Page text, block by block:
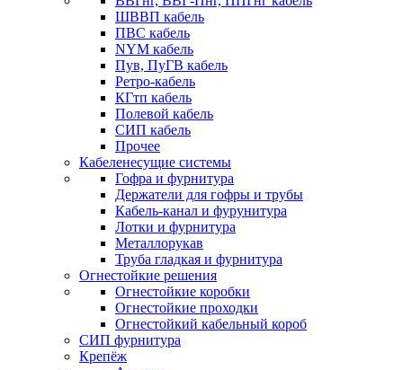
ШВВП кабель
ПВС кабель
NYM кабель
Пув, ПуГВ кабель
Ретро-кабель
КГтп кабель
Полевой кабель
СИП кабель
Прочее
Кабеленесущие системы
Гофра и фурнитура
Держатели для гофры и трубы
Кабель-канал и фурунитура
Лотки и фурнитура
Металлорукав
Труба гладкая и фурнитура
Огнестойкие решения
Огнестойкие коробки
Огнестойкие проходки
Огнестойкий кабельный короб
СИП фурнитура
Крепёж